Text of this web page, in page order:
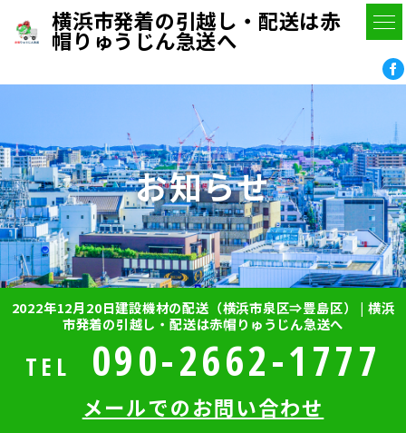
横浜市発着の引越し・配送は赤
帽りゅうじん急送へ
お知らせ
2022年12月20日建設機材の配送（横浜市泉区⇒豊島区） | 横浜
市発着の引越し・配送は赤帽りゅうじん急送へ
TEL 090-2662-1777
メールでのお問い合わせ